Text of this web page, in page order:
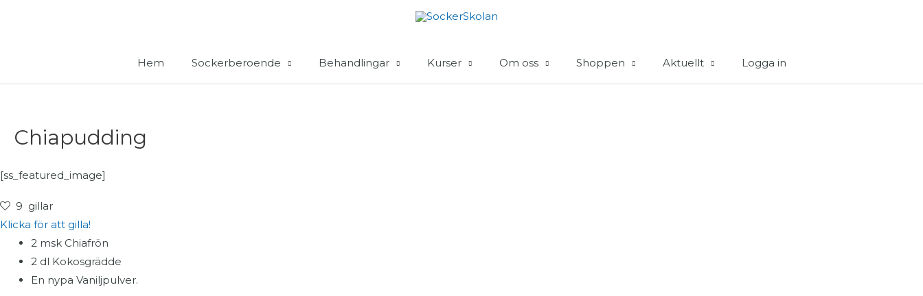
Hem
Sockerberoende Behandlingar Kurser Om oss Shoppen Aktuellt Logga in
Chiapudding
[ss_featured_image]
9 gillar
Klicka för att gilla!
2 msk Chiafrön
2 dl Kokosgrädde
En nypa Vaniljpulver.